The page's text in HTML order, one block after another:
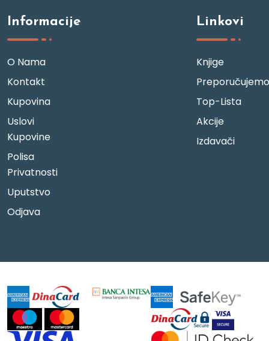
Informacije
O Nama
Kontakt
Kupovina
Uslovi
Kupovine
Polisa
Privatnosti
Uputstvo
Odjava
Linkovi
Knjige
Preporučujemo
Top-Lista
Akcije
Izdavači